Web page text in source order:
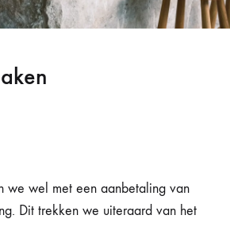
we wel met een aanbetaling van
Dit trekken we uiteraard van het